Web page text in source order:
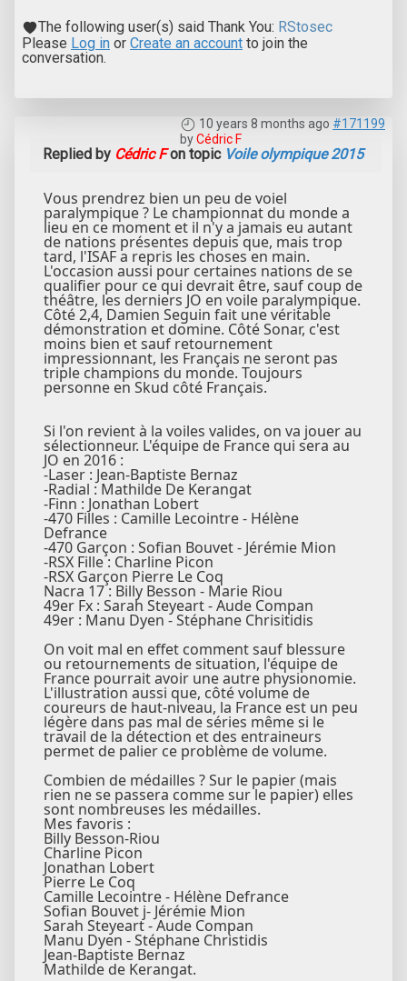
The following user(s) said Thank You: RStosec
Please Log in or Create an account to join the
conversation.
10 years 8 months ago #171199
byCédric F
Replied by Cédric Fon topic Voile olympique 2015
Vous prendrez bien un peu de voiel
paralympique ? Le championnat du monde a
lieu en ce moment et il n'y a jamais eu autant
de nations présentes depuis que, mais trop
tard, l'ISAF a repris les choses en main.
L'occasion aussi pour certaines nations de se
qualifier pour ce qui devrait être, sauf coup de
théâtre, les derniers JO en voile paralympique.
Côté 2,4, Damien Seguin fait une véritable
démonstration et domine. Côté Sonar, c'est
moins bien et sauf retournement
impressionnant, les Français ne seront pas
triple champions du monde. Toujours
personne en Skud côté Français.
Si l'on revient à la voiles valides, on va jouer au
sélectionneur. L'équipe de France qui sera au
JO en 2016 :
-Laser : Jean-Baptiste Bernaz
-Radial : Mathilde De Kerangat
-Finn : Jonathan Lobert
-470 Filles : Camille Lecointre - Hélène
Defrance
-470 Garçon : Sofian Bouvet - Jérémie Mion
-RSX Fille : Charline Picon
-RSX Garçon Pierre Le Coq
Nacra 17 : Billy Besson - Marie Riou
49er Fx : Sarah Steyeart - Aude Compan
49er : Manu Dyen - Stéphane Chrisitidis
On voit mal en effet comment sauf blessure
ou retournements de situation, l'équipe de
France pourrait avoir une autre physionomie.
L'illustration aussi que, côté volume de
coureurs de haut-niveau, la France est un peu
légère dans pas mal de séries même si le
travail de la détection et des entraineurs
permet de palier ce problème de volume.
Combien de médailles ? Sur le papier (mais
rien ne se passera comme sur le papier) elles
sont nombreuses les médailles.
Mes favoris :
Billy Besson-Riou
Charline Picon
Jonathan Lobert
Pierre Le Coq
Camille Lecointre - Hélène Defrance
Sofian Bouvet j- Jérémie Mion
Sarah Steyeart - Aude Compan
Manu Dyen - Stéphane Christidis
Jean-Baptiste Bernaz
Mathilde de Kerangat.